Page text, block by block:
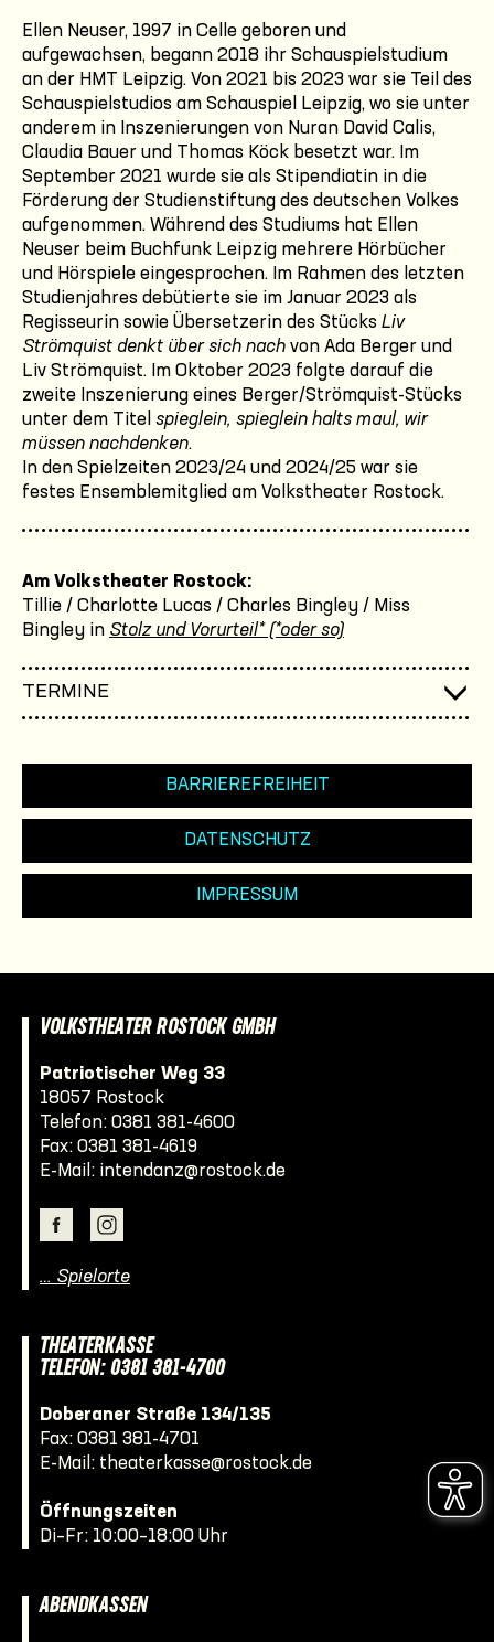
Ellen Neuser, 1997 in Celle geboren und
aufgewachsen, begann 2018 ihr Schauspielstudium
an der HMT Leipzig. Von 2021 bis 2023 war sie Teil des
Schauspielstudios am Schauspiel Leipzig, wo sie unter
anderem in Inszenierungen von Nuran David Calis,
Claudia Bauer und Thomas Köck besetzt war. Im
September 2021 wurde sie als Stipendiatin in die
Förderung der Studienstiftung des deutschen Volkes
aufgenommen. Während des Studiums hat Ellen
Neuser beim Buchfunk Leipzig mehrere Hörbücher
und Hörspiele eingesprochen. Im Rahmen des letzten
Studienjahres debütierte sie im Januar 2023 als
Regisseurin sowie Übersetzerin des Stücks Liv
Strömquist denkt über sich nach von Ada Berger und
Liv Strömquist. Im Oktober 2023 folgte darauf die
zweite Inszenierung eines Berger/Strömquist-Stücks
unter dem Titel spieglein, spieglein halts maul, wir
müssen nachdenken.
In den Spielzeiten 2023/24 und 2024/25 war sie
festes Ensemblemitglied am Volkstheater Rostock.
Am Volkstheater Rostock:
Tillie / Charlotte Lucas / Charles Bingley / Miss
Bingley in Stolz und Vorurteil* (*oder so)
TERMINE
BARRIEREFREIHEIT
DATENSCHUTZ
IMPRESSUM
VOLKSTHEATER ROSTOCK GMBH
Patriotischer Weg 33
18057 Rostock
Telefon: 0381 381-4600
Fax: 0381 381-4619
E-Mail: intendanz@rostock.de
… Spielorte
THEATERKASSE
TELEFON: 0381 381-4700
Doberaner Straße 134/135
Fax: 0381 381-4701
E-Mail: theaterkasse@rostock.de
Öffnungszeiten
Di–Fr: 10:00–18:00 Uhr
ABENDKASSEN